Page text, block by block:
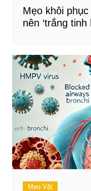
Mẹo khôi
nên ‘trắng tinh
Mẹo Vặt